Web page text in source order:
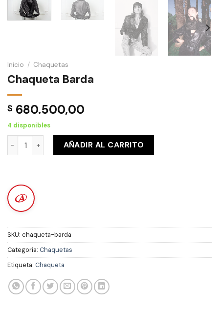
Inicio / Chaquetas
Chaqueta Barda
$ 680.500,00
4 disponibles
Chaqueta Barda cantidadAÑADIR AL CARRITO
SKU: chaqueta-barda
Categoría: Chaquetas
Etiqueta: Chaqueta